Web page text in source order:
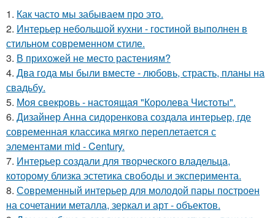
1. Как часто мы забываем про это.
2. Интерьер небольшой кухни - гостиной выполнен в
стильном современном стиле.
3. В прихожей не место растениям?
4. Два года мы были вместе - любовь, страсть, планы на
свадьбу.
5. Моя свекровь - настоящая "Королева Чистоты".
6. Дизайнер Анна сидоренкова создала интерьер, где
современная классика мягко переплетается с
элементами mid - Century.
7. Интерьер создали для творческого владельца,
которому близка эстетика свободы и эксперимента.
8. Современный интерьер для молодой пары построен
на сочетании металла, зеркал и арт - объектов.